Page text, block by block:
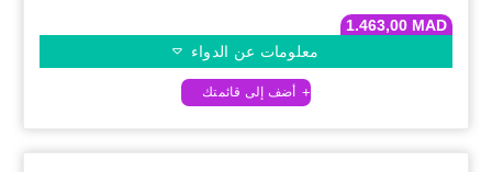
1.463,00 MAD
معلومات عن الدواء